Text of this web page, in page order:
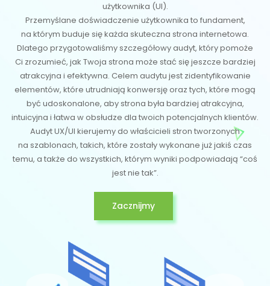
użytkownika (UI).
Przemyślane doświadczenie użytkownika to fundament,
na którym buduje się każda skuteczna strona internetowa.
Dlatego przygotowaliśmy szczegółowy audyt, który pomoże
Ci zrozumieć, jak Twoja strona może stać się jeszcze bardziej
atrakcyjna i efektywna. Celem audytu jest zidentyfikowanie
elementów, które utrudniają konwersję oraz tych, które mogą
być udoskonalone, aby strona była bardziej atrakcyjna,
intuicyjna i łatwa w obsłudze dla twoich potencjalnych klientów.
Audyt UX/UI kierujemy do właścicieli stron tworzonych
na szablonach, takich, które zostały wykonane już jakiś czas
temu, a także do wszystkich, którym wyniki podpowiadają “coś
jest nie tak”.
Zacznijmy